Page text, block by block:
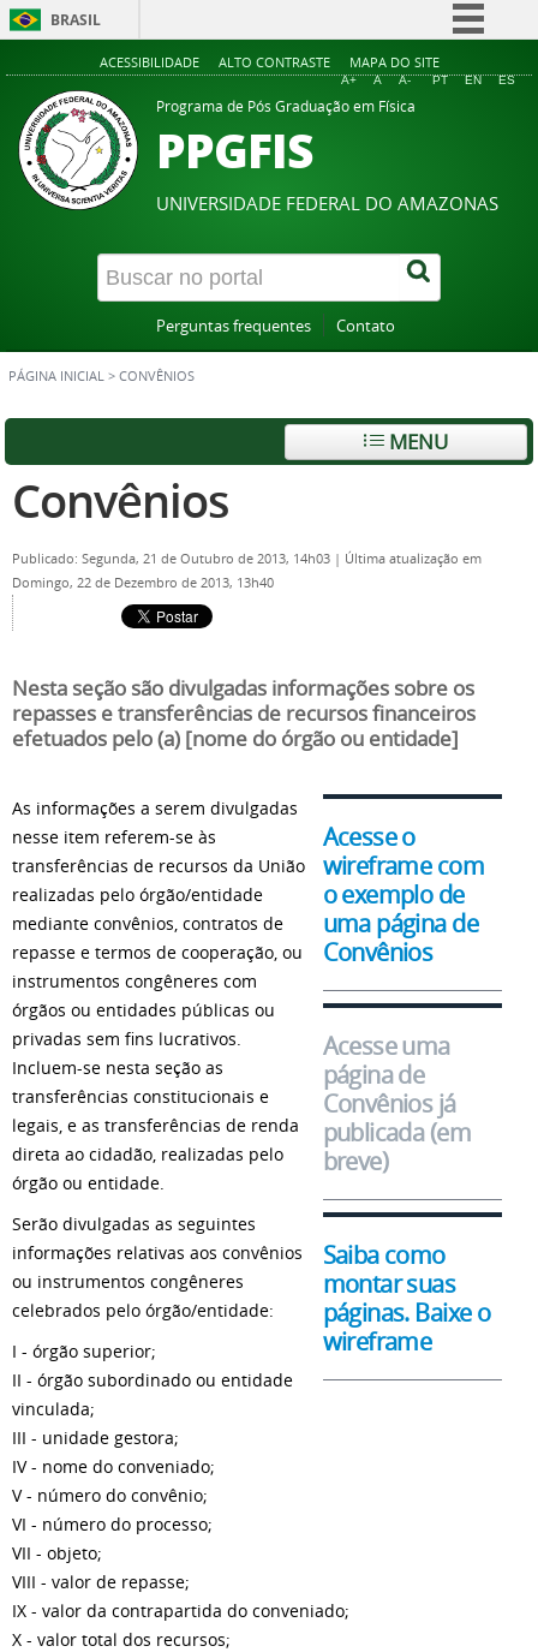
BRASIL
Simplifique!
Comunica BR
Acesso à informação
Legislação
Canais
ACESSIBILIDADE ALTO CONTRASTE MAPA DO SITE
A+ A A- PT EN ES
Programa de Pós Graduação em Física
PPGFIS
UNIVERSIDADE FEDERAL DO AMAZONAS
Perguntas frequentes Contato
PÁGINA INICIAL > CONVÊNIOS
MENU
Convênios
Publicado: Segunda, 21 de Outubro de 2013, 14h03 | Última atualização em
Domingo, 22 de Dezembro de 2013, 13h40
Nesta seção são divulgadas informações sobre os
repasses e transferências de recursos financeiros
efetuados pelo (a) [nome do órgão ou entidade]
Acesse o
wireframe com
o exemplo de
uma página de
Convênios
Acesse uma
página de
Convênios já
publicada (em
breve)
Saiba como
montar suas
páginas. Baixe o
wireframe
As informações a serem divulgadas
nesse item referem-se às
transferências de recursos da União
realizadas pelo órgão/entidade
mediante convênios, contratos de
repasse e termos de cooperação, ou
instrumentos congêneres com
órgãos ou entidades públicas ou
privadas sem fins lucrativos.
Incluem-se nesta seção as
transferências constitucionais e
legais, e as transferências de renda
direta ao cidadão, realizadas pelo
órgão ou entidade.
Serão divulgadas as seguintes
informações relativas aos convênios
ou instrumentos congêneres
celebrados pelo órgão/entidade:
I - órgão superior;
II - órgão subordinado ou entidade
vinculada;
III - unidade gestora;
IV - nome do conveniado;
V - número do convênio;
VI - número do processo;
VII - objeto;
VIII - valor de repasse;
IX - valor da contrapartida do conveniado;
X - valor total dos recursos;